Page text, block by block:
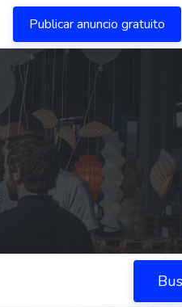
Publicar anuncio gratuito